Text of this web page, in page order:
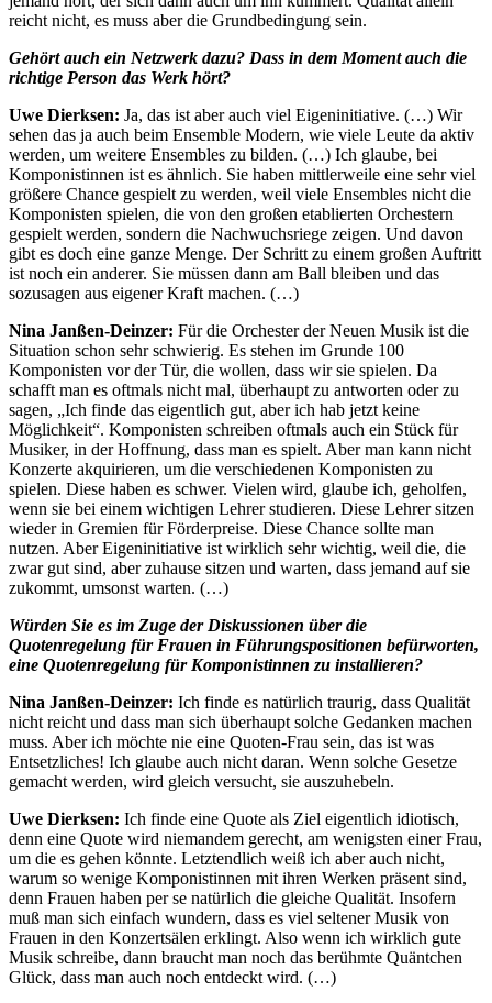
reicht nicht, es muss aber die Grundbedingung sein.
Gehört auch ein Netzwerk dazu? Dass in dem Moment auch die
richtige Person das Werk hört?
Uwe Dierksen: Ja, das ist aber auch viel Eigeninitiative. (…) Wir
sehen das ja auch beim Ensemble Modern, wie viele Leute da aktiv
werden, um weitere Ensembles zu bilden. (…) Ich glaube, bei
Komponistinnen ist es ähnlich. Sie haben mittlerweile eine sehr viel
größere Chance gespielt zu werden, weil viele Ensembles nicht die
Komponisten spielen, die von den großen etablierten Orchestern
gespielt werden, sondern die Nachwuchsriege zeigen. Und davon
gibt es doch eine ganze Menge. Der Schritt zu einem großen Auftritt
ist noch ein anderer. Sie müssen dann am Ball bleiben und das
sozusagen aus eigener Kraft machen. (…)
Nina Janßen-Deinzer: Für die Orchester der Neuen Musik ist die
Situation schon sehr schwierig. Es stehen im Grunde 100
Komponisten vor der Tür, die wollen, dass wir sie spielen. Da
schafft man es oftmals nicht mal, überhaupt zu antworten oder zu
sagen, „Ich finde das eigentlich gut, aber ich hab jetzt keine
Möglichkeit“. Komponisten schreiben oftmals auch ein Stück für
Musiker, in der Hoffnung, dass man es spielt. Aber man kann nicht
Konzerte akquirieren, um die verschiedenen Komponisten zu
spielen. Diese haben es schwer. Vielen wird, glaube ich, geholfen,
wenn sie bei einem wichtigen Lehrer studieren. Diese Lehrer sitzen
wieder in Gremien für Förderpreise. Diese Chance sollte man
nutzen. Aber Eigeninitiative ist wirklich sehr wichtig, weil die, die
zwar gut sind, aber zuhause sitzen und warten, dass jemand auf sie
zukommt, umsonst warten. (…)
Würden Sie es im Zuge der Diskussionen über die
Quotenregelung für Frauen in Führungspositionen befürworten,
eine Quotenregelung für Komponistinnen zu installieren?
Nina Janßen-Deinzer: Ich finde es natürlich traurig, dass Qualität
nicht reicht und dass man sich überhaupt solche Gedanken machen
muss. Aber ich möchte nie eine Quoten-Frau sein, das ist was
Entsetzliches! Ich glaube auch nicht daran. Wenn solche Gesetze
gemacht werden, wird gleich versucht, sie auszuhebeln.
Uwe Dierksen: Ich finde eine Quote als Ziel eigentlich idiotisch,
denn eine Quote wird niemandem gerecht, am wenigsten einer Frau,
um die es gehen könnte. Letztendlich weiß ich aber auch nicht,
warum so wenige Komponistinnen mit ihren Werken präsent sind,
denn Frauen haben per se natürlich die gleiche Qualität. Insofern
muß man sich einfach wundern, dass es viel seltener Musik von
Frauen in den Konzertsälen erklingt. Also wenn ich wirklich gute
Musik schreibe, dann braucht man noch das berühmte Quäntchen
Glück, dass man auch noch entdeckt wird. (…)